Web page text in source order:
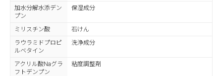
加水分解水添デン
プン
保湿成分
ミリスチン酸
石けん
ラウラミドプロピ
ルベタイン
洗浄成分
アクリル酸Naグラ
フトデンプン
粘度調整剤